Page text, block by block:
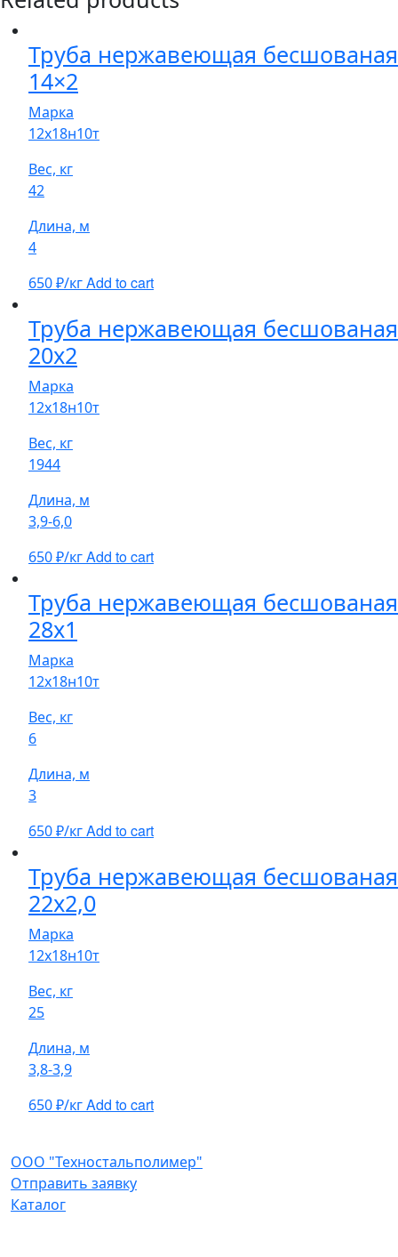
Труба нержавеющая бесшованая
14×2
Марка
12х18н10т
Вес, кг
42
Длина, м
4
650₽/кгAdd to cart
Труба нержавеющая бесшованая
20х2
Марка
12х18н10т
Вес, кг
1944
Длина, м
3,9-6,0
650₽/кгAdd to cart
Труба нержавеющая бесшованая
28х1
Марка
12х18н10т
Вес, кг
6
Длина, м
3
650₽/кгAdd to cart
Труба нержавеющая бесшованая
22х2,0
Марка
12х18н10т
Вес, кг
25
Длина, м
3,8-3,9
650₽/кгAdd to cart
ООО "Техностальполимер"
Отправить заявку
Каталог